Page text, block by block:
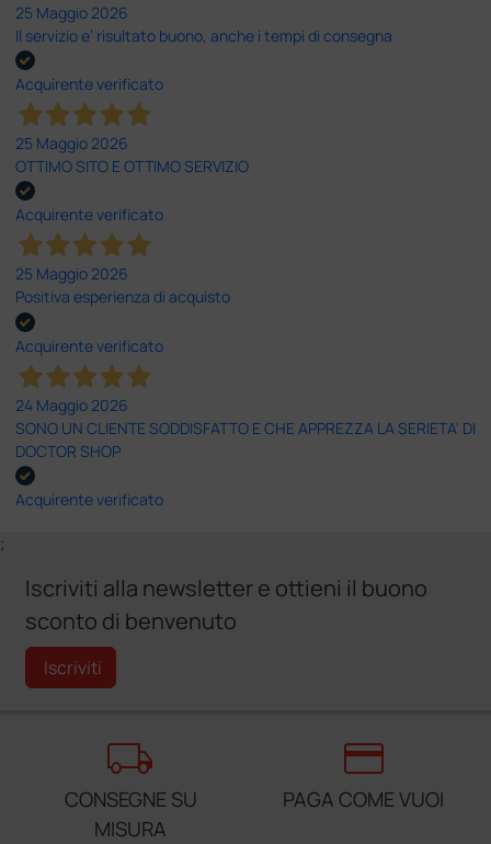
25 Maggio 2026
Il servizio e’ risultato buono, anche i tempi di consegna
Acquirente verificato
25 Maggio 2026
OTTIMO SITO E OTTIMO SERVIZIO
Acquirente verificato
25 Maggio 2026
Positiva esperienza di acquisto
Acquirente verificato
24 Maggio 2026
SONO UN CLIENTE SODDISFATTO E CHE APPREZZA LA SERIETA' DI
DOCTOR SHOP
Acquirente verificato
;
Iscriviti alla newsletter e ottieni il buono
sconto di benvenuto
Iscriviti
local_shipping
CONSEGNE SU
MISURA
credit_card
PAGA COME VUOI